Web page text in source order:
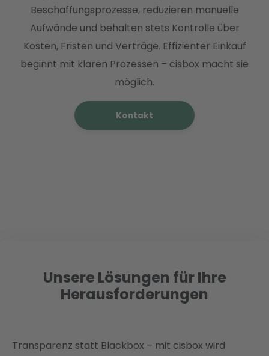
Beschaffungsprozesse, reduzieren manuelle
Aufwände und behalten stets Kontrolle über
Kosten, Fristen und Verträge. Effizienter Einkauf
beginnt mit klaren Prozessen – cisbox macht sie
möglich.
Kontakt
Unsere Lösungen für Ihre
Herausforderungen
Transparenz statt Blackbox – mit cisbox wird